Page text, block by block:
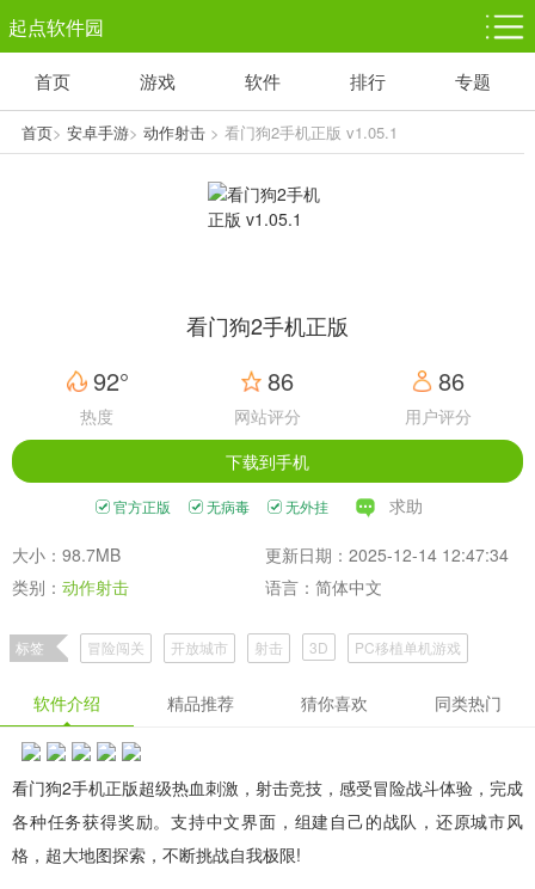
起点软件园
塔防游戏
1千+款游戏
休闲益智
1万+款游戏
体育竞技
5百+款游戏
赛车竞速
3百+款游戏
首页 游戏 软件 排行 专题
首页> 安卓手游> 动作射击> 看门狗2手机正版 v1.05.1
看门狗2手机正版
92°
热度
86
网站评分
86
用户评分
下载到手机
官方正版 无病毒 无外挂 求助
大小：98.7MB
更新日期：2025-12-14 12:47:34
类别： 动作射击 语言：简体中文
标签 冒险闯关 开放城市 射击 3D
PC移植单机游戏
软件介绍 精品推荐 猜你喜欢 同类热门
看门狗2手机正版超级热血刺激，射击竞技，感受冒险战斗体验，完成
各种任务获得奖励。支持中文界面，组建自己的战队，还原城市风
格，超大地图探索，不断挑战自我极限!